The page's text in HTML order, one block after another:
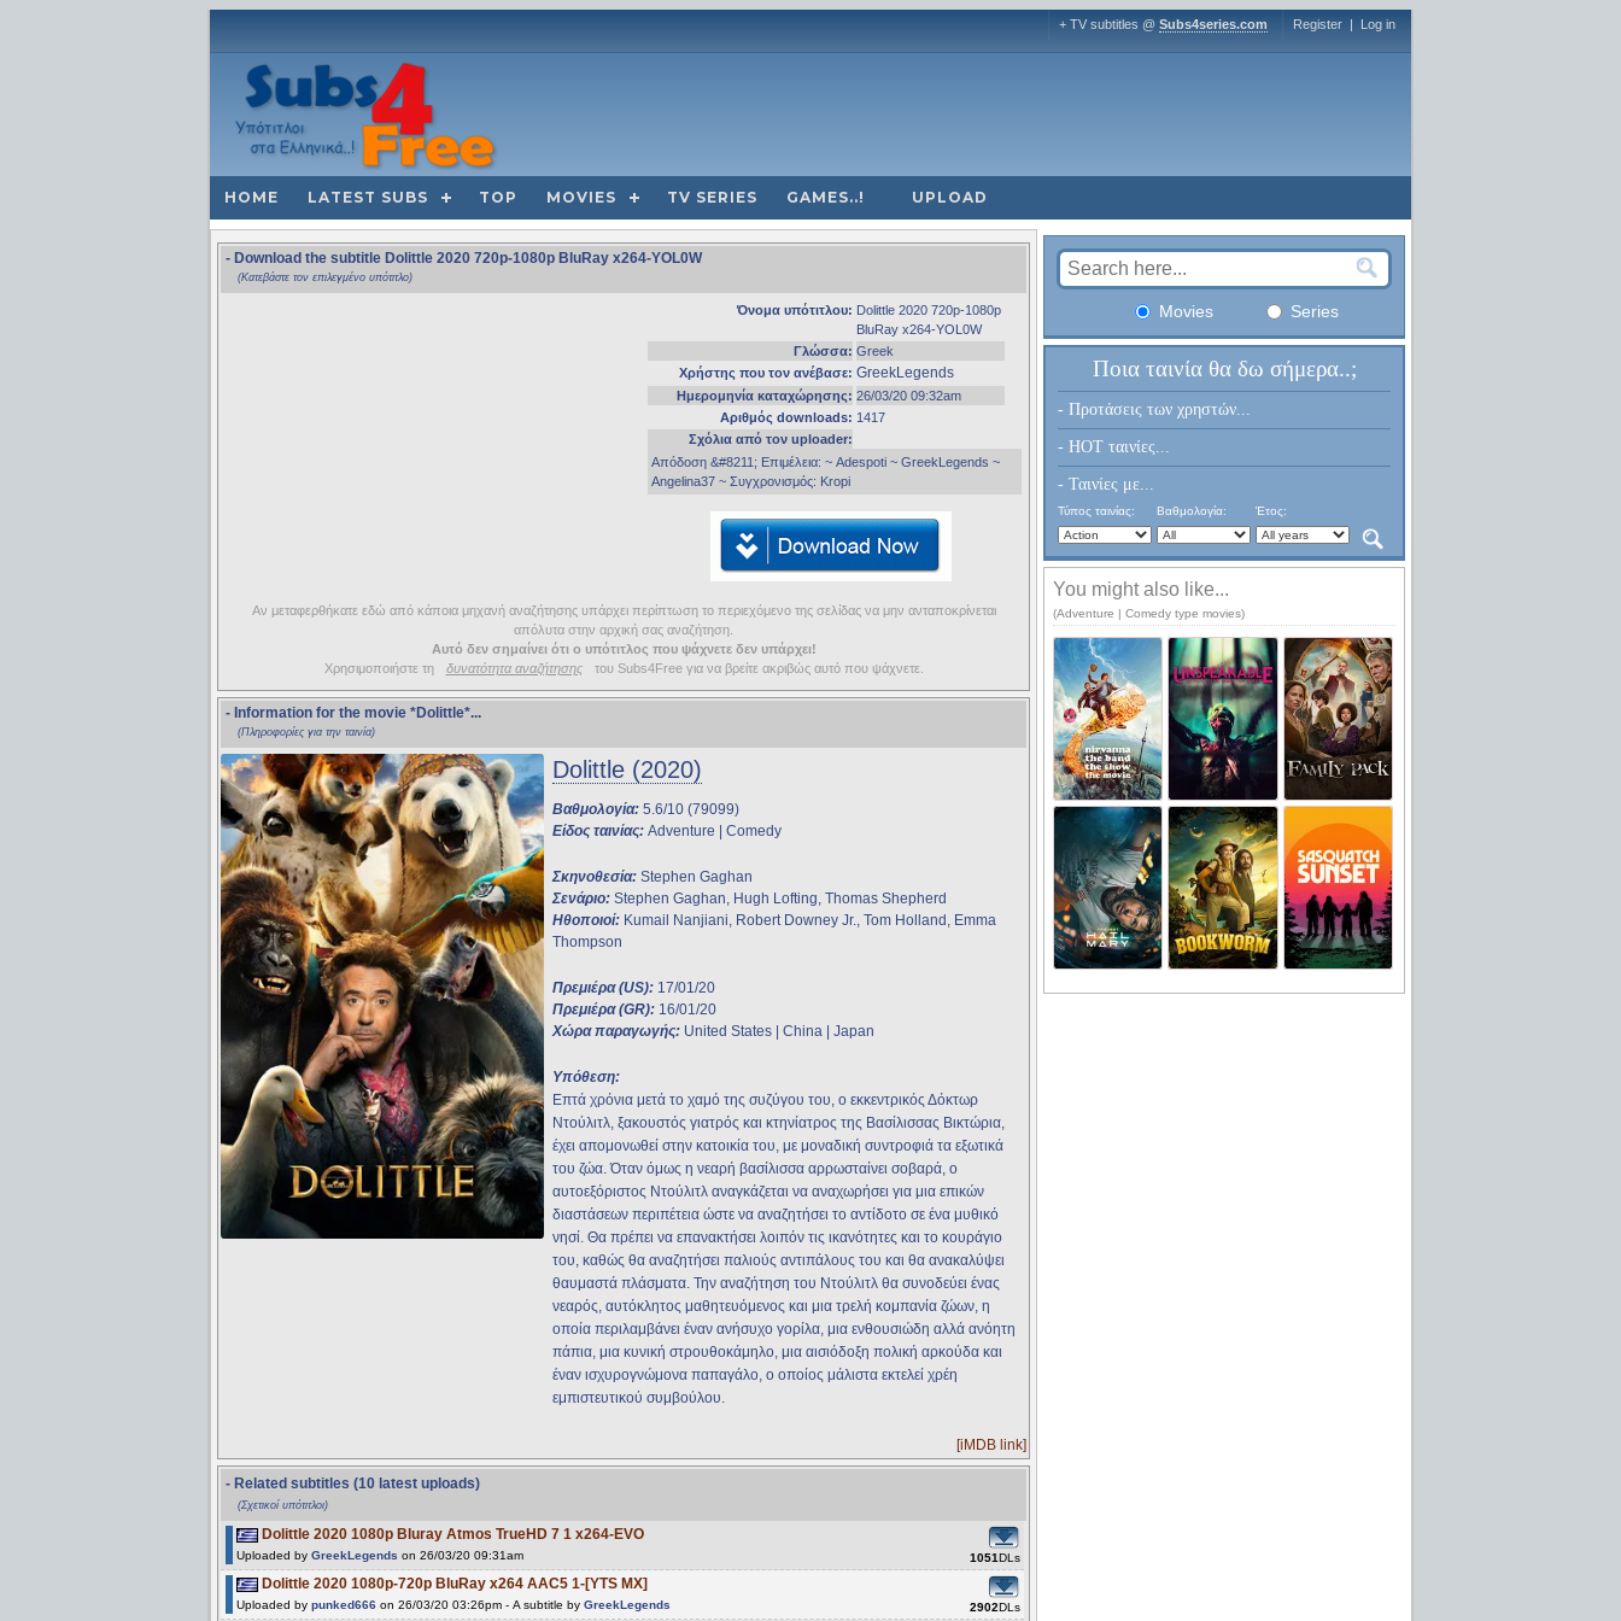
+ TV subtitles @ Subs4series.com Register | Log in
HOME LATEST SUBS TOP MOVIES TV SERIES GAMES..! UPLOAD
- Download the subtitle Dolittle 2020 720p-1080p BluRay x264-YOL0W
(Κατεβάστε τον επιλεγμένο υπότιτλο)
Όνομα υπότιτλου: Dolittle 2020 720p-1080p
BluRay x264-YOL0W
Γλώσσα: Greek
Χρήστης που τον ανέβασε: GreekLegends
Ημερομηνία καταχώρησης: 26/03/20 09:32am
Αριθμός downloads: 1417
Σχόλια από τον uploader:
Απόδοση &#8211; Επιμέλεια: ~ Adespoti ~ GreekLegends ~
Angelina37 ~ Συγχρονισμός: Kropi
Αν μεταφερθήκατε εδώ από κάποια μηχανή αναζήτησης υπάρχει περίπτωση το περιεχόμενο της σελίδας να μην ανταποκρίνεται
απόλυτα στην αρχική σας αναζήτηση.
Αυτό δεν σημαίνει ότι ο υπότιτλος που ψάχνετε δεν υπάρχει!
Χρησιμοποιήστε τη
δυνατότητα αναζήτησης του Subs4Free για να βρείτε ακριβώς αυτό που ψάχνετε.
- Information for the movie *Dolittle*...
(Πληροφορίες για την ταινία)
Dolittle (2020)
Βαθμολογία: 5.6/10 (79099)
Είδος ταινίας: Adventure | Comedy
Σκηνοθεσία: Stephen Gaghan
Σενάριο: Stephen Gaghan, Hugh Lofting, Thomas Shepherd
Ηθοποιοί: Kumail Nanjiani, Robert Downey Jr., Tom Holland, Emma
Thompson
Πρεμιέρα (US): 17/01/20
Πρεμιέρα (GR): 16/01/20
Χώρα παραγωγής: United States | China | Japan
Υπόθεση:
Επτά χρόνια μετά το χαμό της συζύγου του, ο εκκεντρικός Δόκτωρ
Ντούλιτλ, ξακουστός γιατρός και κτηνίατρος της Βασίλισσας Βικτώρια,
έχει απομονωθεί στην κατοικία του, με μοναδική συντροφιά τα εξωτικά
του ζώα. Όταν όμως η νεαρή βασίλισσα αρρωσταίνει σοβαρά, ο
αυτοεξόριστος Ντούλιτλ αναγκάζεται να αναχωρήσει για μια επικών
διαστάσεων περιπέτεια ώστε να αναζητήσει το αντίδοτο σε ένα μυθικό
νησί. Θα πρέπει να επανακτήσει λοιπόν τις ικανότητες και το κουράγιο
του, καθώς θα αναζητήσει παλιούς αντιπάλους του και θα ανακαλύψει
θαυμαστά πλάσματα. Την αναζήτηση του Ντούλιτλ θα συνοδεύει ένας
νεαρός, αυτόκλητος μαθητευόμενος και μια τρελή κομπανία ζώων, η
οποία περιλαμβάνει έναν ανήσυχο γορίλα, μια ενθουσιώδη αλλά ανόητη
πάπια, μια κυνική στρουθοκάμηλο, μια αισιόδοξη πολική αρκούδα και
έναν ισχυρογνώμονα παπαγάλο, ο οποίος μάλιστα εκτελεί χρέη
εμπιστευτικού συμβούλου.
[iMDB link]
- Related subtitles (10 latest uploads)
(Σχετικοί υπότιτλοι)
Dolittle 2020 1080p Bluray Atmos TrueHD 7 1 x264-EVO
Uploaded by GreekLegends on 26/03/20 09:31am 1051DLs
Dolittle 2020 1080p-720p BluRay x264 AAC5 1-[YTS MX]
Uploaded by punked666 on 26/03/20 03:26pm - A subtitle by GreekLegends 2902DLs
Movies Series
Ποια ταινία θα δω σήμερα..;
- Προτάσεις των χρηστών...
- HOT ταινίες...
- Ταινίες με...
Τύπος ταινίας: Βαθμολογία: Έτος:
You might also like...
(Adventure | Comedy type movies)